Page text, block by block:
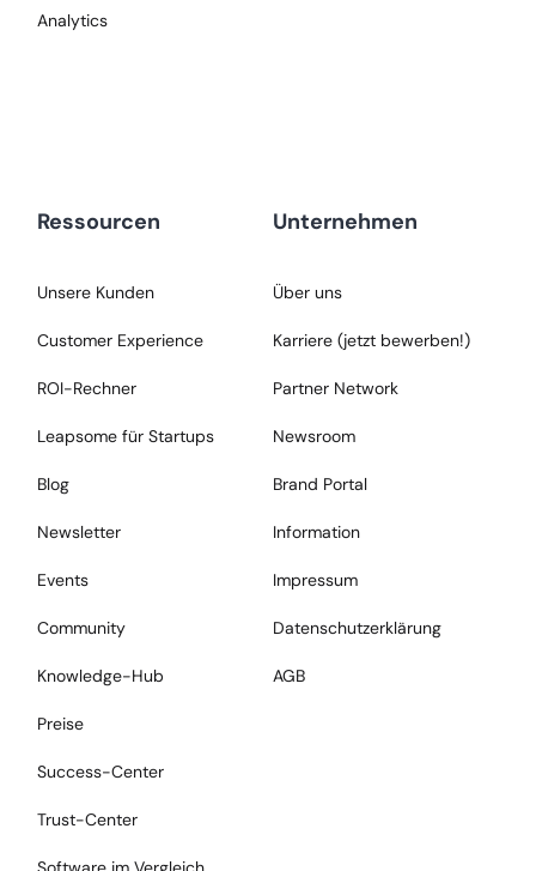
Analytics
Ressourcen
Unsere Kunden
Customer Experience
ROI-Rechner
Leapsome für Startups
Blog
Newsletter
Events
Community
Knowledge-Hub
Preise
Success-Center
Trust-Center
Unternehmen
Über uns
Karriere (jetzt bewerben!)
Partner Network
Newsroom
Brand Portal
Information
Impressum
Datenschutzerklärung
AGB